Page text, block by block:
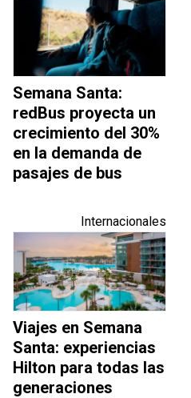
Semana Santa:
redBus proyecta un
crecimiento del 30%
en la demanda de
pasajes de bus
Internacionales
Viajes en Semana
Santa: experiencias
Hilton para todas las
generaciones